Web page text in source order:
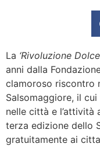
La ‘Rivoluzione
anni dalla
clamoroso riscontro
Salsomaggiore, il
nelle città e l’attività
terza edizione dello
gratuitamente ai